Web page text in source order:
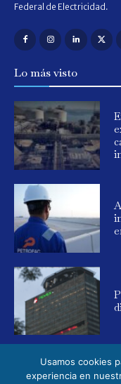
Federal de Electricidad.
Lo más visto
Usamos cookies
experiencia en